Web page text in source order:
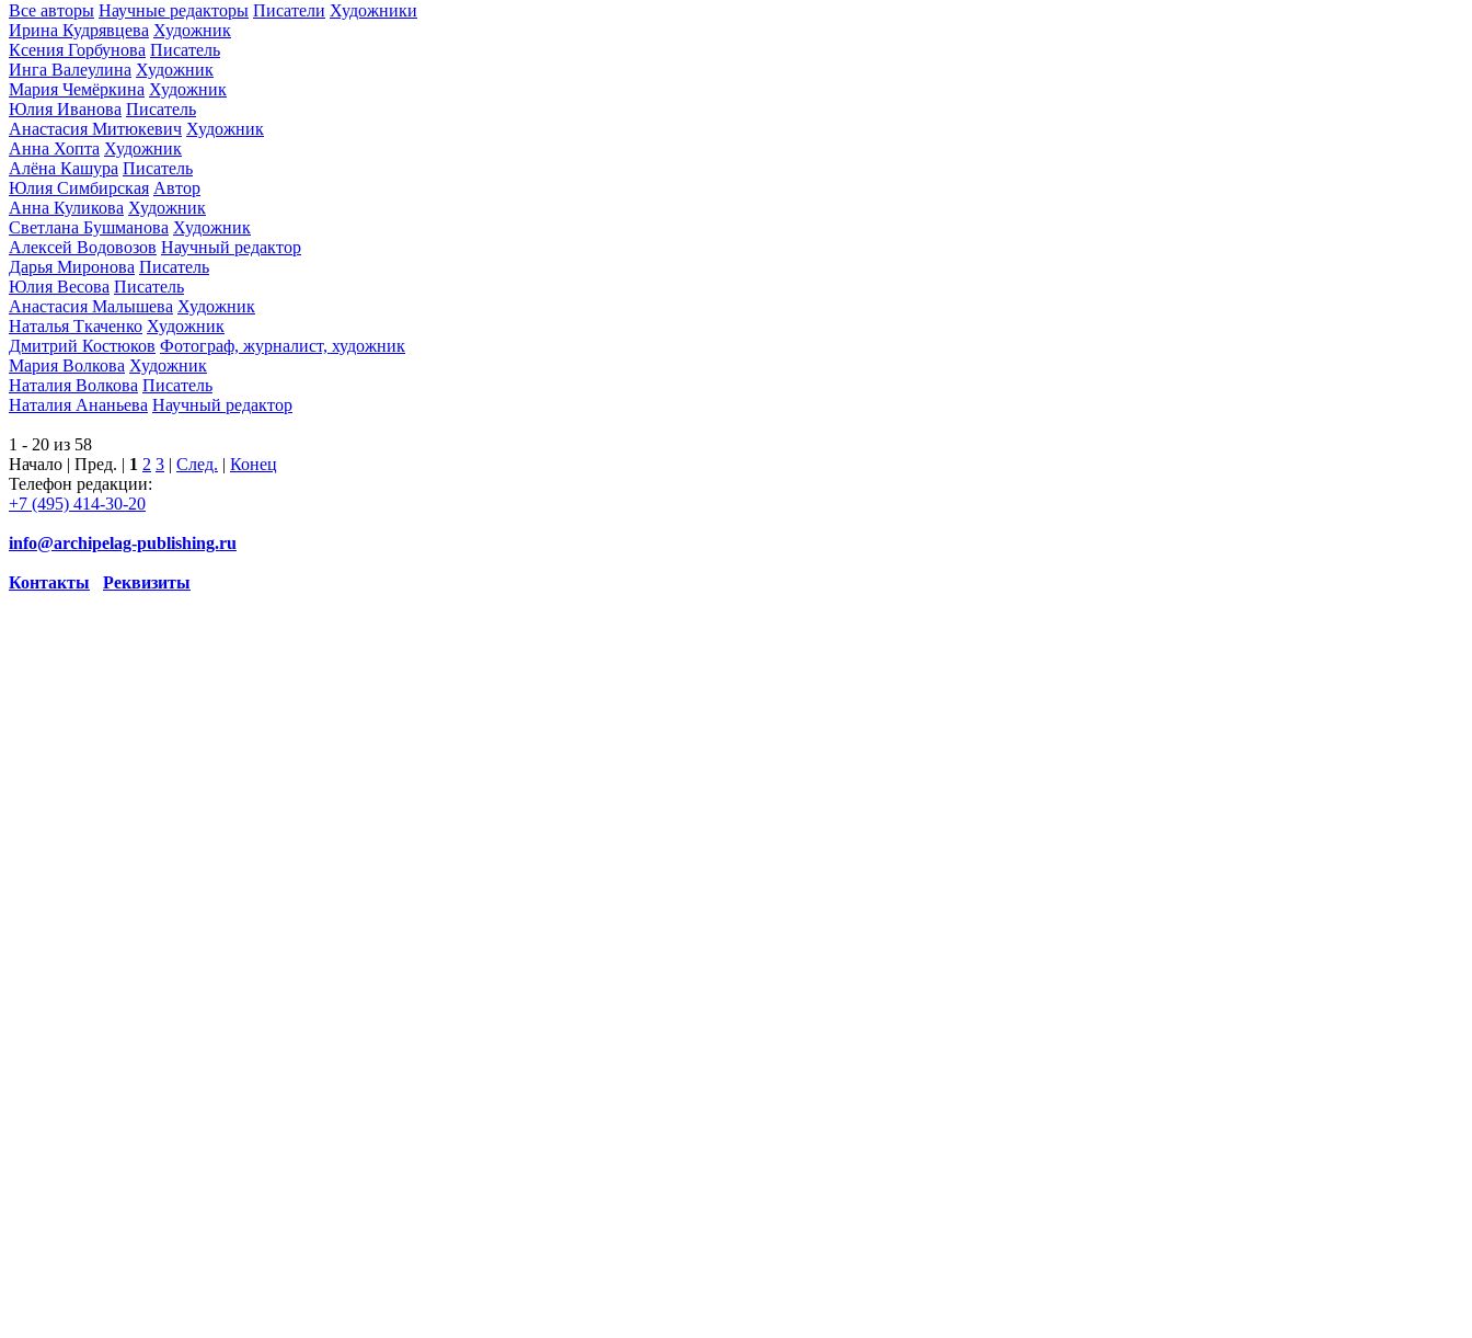
Все авторы Научные редакторы Писатели Художники
Ирина Кудрявцева Художник
Ксения Горбунова Писатель
Инга Валеулина Художник
Мария Чемёркина Художник
Юлия Иванова Писатель
Анастасия Митюкевич Художник
Анна Хопта Художник
Алёна Кашура Писатель
Юлия Симбирская Автор
Анна Куликова Художник
Светлана Бушманова Художник
Алексей Водовозов Научный редактор
Дарья Миронова Писатель
Юлия Весова Писатель
Анастасия Малышева Художник
Наталья Ткаченко Художник
Дмитрий Костюков Фотограф, журналист, художник
Мария Волкова Художник
Наталия Волкова Писатель
Наталия Ананьева Научный редактор
1 - 20 из 58
Начало | Пред. | 1 2 3 | След. | Конец
Телефон редакции:
+7 (495) 414-30-20
info@archipelag-publishing.ru
Контакты Реквизиты